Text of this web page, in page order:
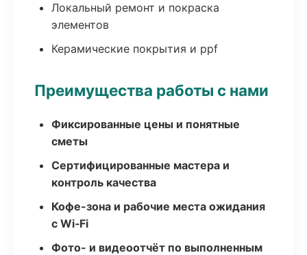
Локальный ремонт и покраска
элементов
Керамические покрытия и ppf
Преимущества работы с нами
Фиксированные цены и понятные
сметы
Сертифицированные мастера и
контроль качества
Кофе-зона и рабочие места ожидания
с Wi‑Fi
Фото- и видеоотчёт по выполненным